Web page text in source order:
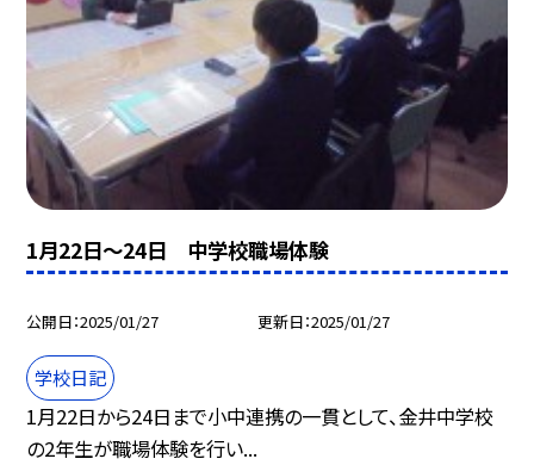
1月22日〜24日 中学校職場体験
公開日 2025/01/27 更新日 2025/01/27
学校日記
1月22日から24日まで小中連携の一貫として、金井中学校
の2年生が職場体験を行い...